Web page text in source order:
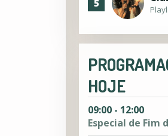
5
HOJE
09:00 - 12:00
Especial de Fim